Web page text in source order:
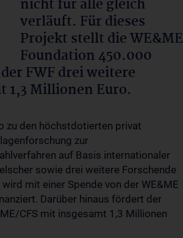
nicht für alle gleich
verläuft. Für dieses
Projekt stellt die WE&ME
Foundation 450.000
FWF drei weitere
1,3 Millionen Euro.
zu den höchstdotierten privat
zur
auf Basis internationaler
sowie drei weitere Forschende
mit einer Spende von der WE&ME
Darüber hinaus fördert der
CFS mit insgesamt 1,3 Millionen